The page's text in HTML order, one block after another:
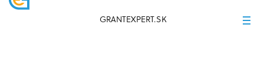
GRANTEXPERT.SK